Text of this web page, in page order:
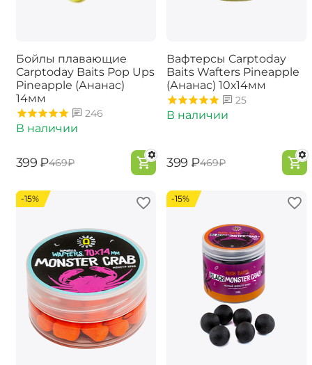
Бойлы плавающие
Carptoday Baits Pop Ups
Pineapple (Ананас)
14мм
246
В наличии
‍399‍ ₽‍469‍₽
Вафтерсы Carptoday
Baits Wafters Pineapple
(Ананас) 10х14мм
25
В наличии
‍399‍ ₽‍469‍₽
-15% -15%